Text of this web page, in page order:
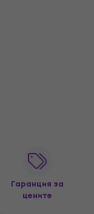
Гаранция за
цените